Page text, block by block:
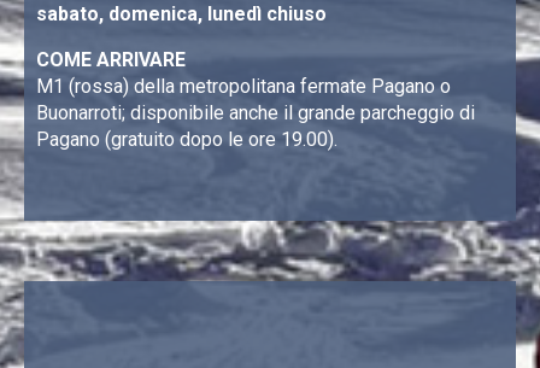
sabato, domenica, lunedì chiuso
COME ARRIVARE
M1 (rossa) della metropolitana fermate Pagano o
Buonarroti; disponibile anche il grande parcheggio di
Pagano (gratuito dopo le ore 19.00).